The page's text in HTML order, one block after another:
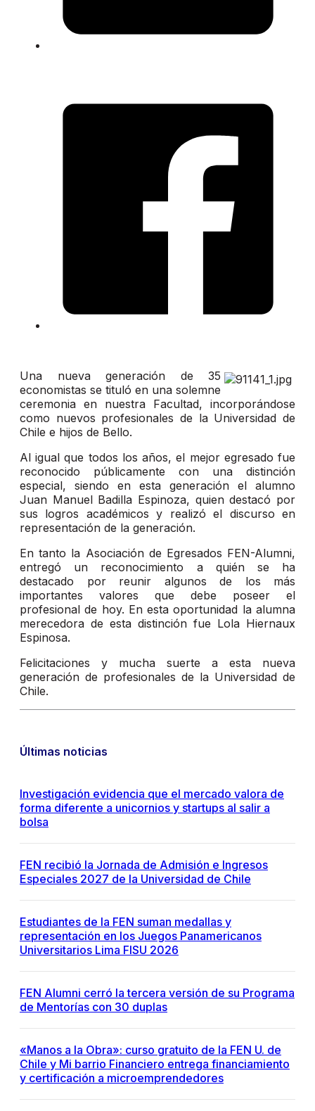
Una nueva generación de 35
economistas se tituló en una solemne
ceremonia en nuestra Facultad, incorporándose
como nuevos profesionales de la Universidad de
Chile e hijos de Bello.
Al igual que todos los años, el mejor egresado fue
reconocido públicamente con una distinción
especial, siendo en esta generación el alumno
Juan Manuel Badilla Espinoza, quien destacó por
sus logros académicos y realizó el discurso en
representación de la generación.
En tanto la Asociación de Egresados FEN-Alumni,
entregó un reconocimiento a quién se ha
destacado por reunir algunos de los más
importantes valores que debe poseer el
profesional de hoy. En esta oportunidad la alumna
merecedora de esta distinción fue Lola Hiernaux
Espinosa.
Felicitaciones y mucha suerte a esta nueva
generación de profesionales de la Universidad de
Chile.
Últimas noticias
Investigación evidencia que el mercado valora de
forma diferente a unicornios y startups al salir a
bolsa
FEN recibió la Jornada de Admisión e Ingresos
Especiales 2027 de la Universidad de Chile
Estudiantes de la FEN suman medallas y
representación en los Juegos Panamericanos
Universitarios Lima FISU 2026
FEN Alumni cerró la tercera versión de su Programa
de Mentorías con 30 duplas
«Manos a la Obra»: curso gratuito de la FEN U. de
Chile y Mi barrio Financiero entrega financiamiento
y certificación a microemprendedores